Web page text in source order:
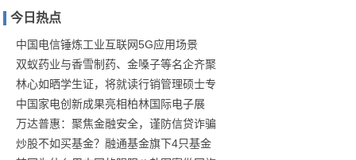
电
信
锤
炼
工
业
互
今日热点
中国电信锤炼工业互联网5G应用场景
双蚁药业与香雪制药、金嗓子等名企齐聚
林心如晒学生证，将就读行销管理硕士专
中国家电创新成果亮相柏林国际电子展
万达普惠：聚焦金融安全，谨防信贷诈骗
炒股不如买基金？融通基金旗下4只基金